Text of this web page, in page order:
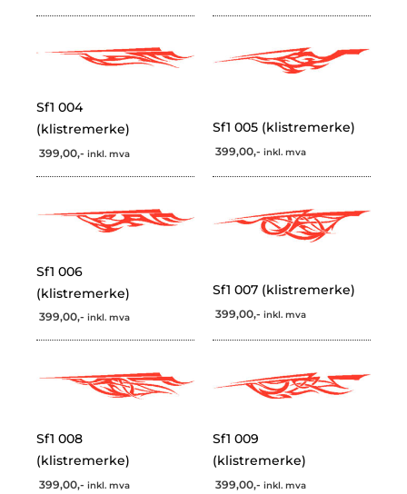
Sf1 004
(klistremerke)
399,00,- inkl. mva
Sf1 005 (klistremerke)
399,00,- inkl. mva
Sf1 006
(klistremerke)
399,00,- inkl. mva
Sf1 007 (klistremerke)
399,00,- inkl. mva
Sf1 008
(klistremerke)
399,00,- inkl. mva
Sf1 009
(klistremerke)
399,00,- inkl. mva